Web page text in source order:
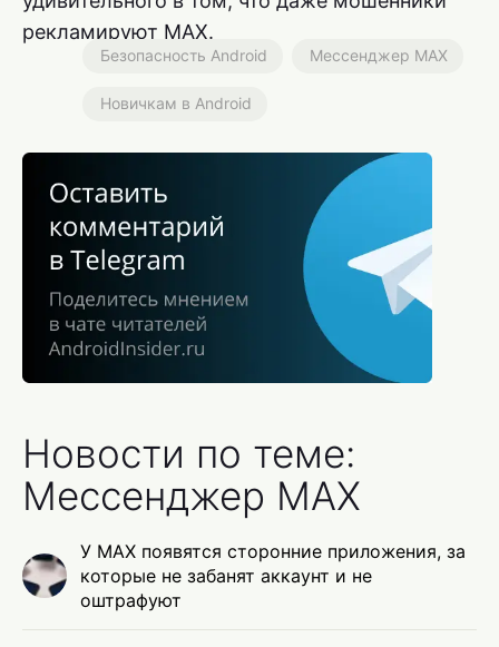
рекламируют MAX.
Безопасность Android Мессенджер MAX
Новичкам в Android
Новости по теме:
Мессенджер MAX
У MAX появятся сторонние приложения, за
которые не забанят аккаунт и не
оштрафуют